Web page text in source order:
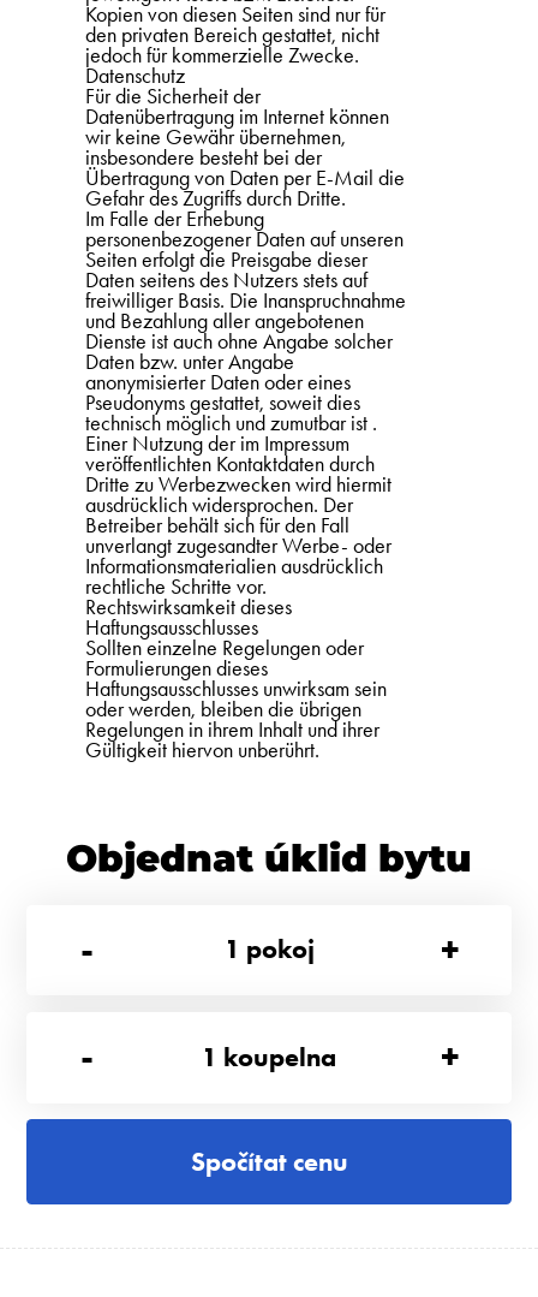
Kopien von diesen Seiten sind nur für
den privaten Bereich gestattet, nicht
jedoch für kommerzielle Zwecke.
Datenschutz
Für die Sicherheit der
Datenübertragung im Internet können
wir keine Gewähr übernehmen,
insbesondere besteht bei der
Übertragung von Daten per E-Mail die
Gefahr des Zugriffs durch Dritte.
Im Falle der Erhebung
personenbezogener Daten auf unseren
Seiten erfolgt die Preisgabe dieser
Daten seitens des Nutzers stets auf
freiwilliger Basis. Die Inanspruchnahme
und Bezahlung aller angebotenen
Dienste ist auch ohne Angabe solcher
Daten bzw. unter Angabe
anonymisierter Daten oder eines
Pseudonyms gestattet, soweit dies
technisch möglich und zumutbar ist .
Einer Nutzung der im Impressum
veröffentlichten Kontaktdaten durch
Dritte zu Werbezwecken wird hiermit
ausdrücklich widersprochen. Der
Betreiber behält sich für den Fall
unverlangt zugesandter Werbe- oder
Informationsmaterialien ausdrücklich
rechtliche Schritte vor.
Rechtswirksamkeit dieses
Haftungsausschlusses
Sollten einzelne Regelungen oder
Formulierungen dieses
Haftungsausschlusses unwirksam sein
oder werden, bleiben die übrigen
Regelungen in ihrem Inhalt und ihrer
Gültigkeit hiervon unberührt.
Objednat úklid bytu
-
1 pokoj +
- 1 koupelna +
Spočítat cenu